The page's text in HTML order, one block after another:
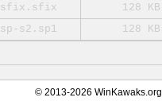
sfix.sfix
128 KB
sp-s2.sp1
128 KB
© 2013-2026